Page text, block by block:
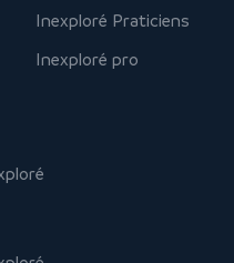
Inexploré Praticiens
Inexploré pro